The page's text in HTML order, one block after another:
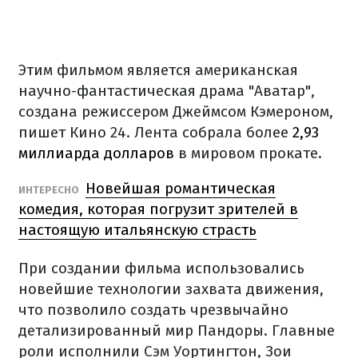
Этим фильмом является американская
научно-фантастическая драма "Аватар",
создана режиссером Джеймсом Кэмероном,
пишет Кино 24. Лента собрала более 2,93
миллиарда долларов в мировом прокате.
ИНТЕРЕСНО
Новейшая романтическая
комедия, которая погрузит зрителей в
настоящую итальянскую страсть
При создании фильма использовались
новейшие технологии захвата движения,
что позволило создать чрезвычайно
детализированный мир Пандоры. Главные
роли исполнили Сэм Уортингтон, Зои